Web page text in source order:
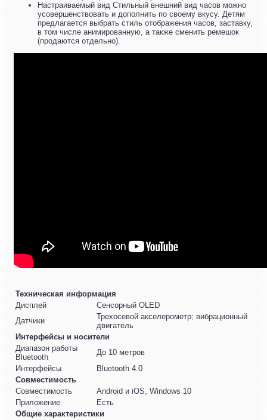
Настраиваемый вид Стильный внешний вид часов можно
усовершенствовать и дополнить по своему вкусу. Детям
предлагается выбрать стиль отображения часов, заставку,
в том числе анимированную, а также сменить ремешок
(продаются отдельно).
Техническая информация
Дисплей
Сенсорный OLED
Датчики
Трехосевой акселерометр; вибрационный
двигатель
Интерфейсы и носители
Диапазон работы
Bluetooth
До 10 метров
Интерфейсы
Bluetooth 4.0
Совместимость
Совместимость
Android и iOS, Windows 10
Приложение
Есть
Общие характеристики